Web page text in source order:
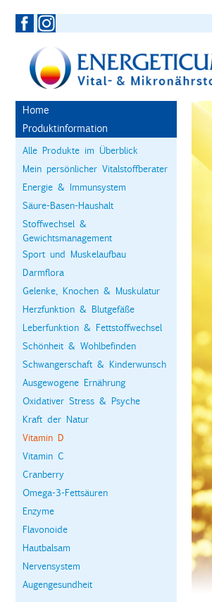
Home
Produktinformation
Alle Produkte im Überblick
Mein persönlicher Vitalstoffberater
Energie & Immunsystem
Säure-Basen-Haushalt
Stoffwechsel &
Gewichtsmanagement
Sport und Muskelaufbau
Darmflora
Gelenke, Knochen & Muskulatur
Herzfunktion & Blutgefäße
Leberfunktion & Fettstoffwechsel
Schönheit & Wohlbefinden
Schwangerschaft & Kinderwunsch
Ausgewogene Ernährung
Oxidativer Stress & Psyche
Kraft der Natur
Vitamin D
Vitamin C
Cranberry
Omega-3-Fettsäuren
Enzyme
Flavonoide
Hautbalsam
Nervensystem
Augengesundheit